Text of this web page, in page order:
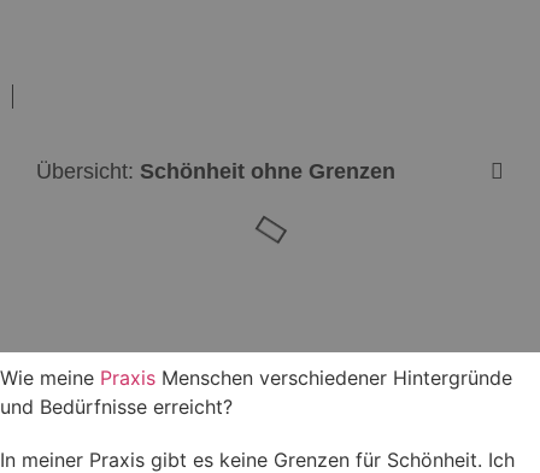
Übersicht: Schönheit ohne Grenzen
Wie meine Praxis Menschen verschiedener Hintergründe
und Bedürfnisse erreicht?
In meiner Praxis gibt es keine Grenzen für Schönheit. Ich